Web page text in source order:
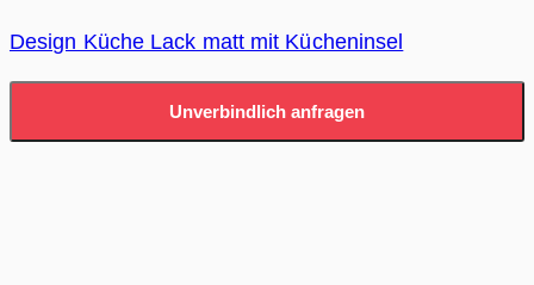
Design Küche Lack matt mit Kücheninsel
Unverbindlich anfragen